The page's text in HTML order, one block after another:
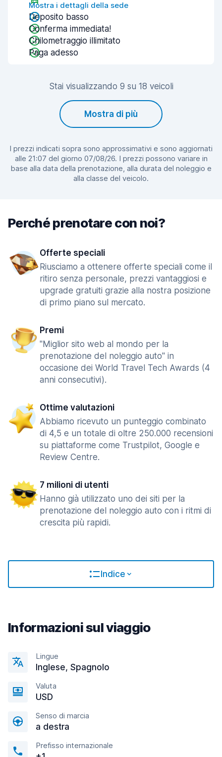
Mostra i dettagli della sede
Deposito basso
Conferma immediata!
Chilometraggio illimitato
Paga adesso
Stai visualizzando 9 su 18 veicoli
Mostra di più
I prezzi indicati sopra sono approssimativi e sono aggiornati
alle 21:07 del giorno 07/08/26. I prezzi possono variare in
base alla data della prenotazione, alla durata del noleggio e
alla classe del veicolo.
Perché prenotare con noi?
Offerte speciali
Riusciamo a ottenere offerte speciali come il
ritiro senza personale, prezzi vantaggiosi e
upgrade gratuiti grazie alla nostra posizione
di primo piano sul mercato.
Premi
"Miglior sito web al mondo per la
prenotazione del noleggio auto" in
occasione dei World Travel Tech Awards (4
anni consecutivi).
Ottime valutazioni
Abbiamo ricevuto un punteggio combinato
di 4,5 e un totale di oltre 250.000 recensioni
su piattaforme come Trustpilot, Google e
Review Centre.
7 milioni di utenti
Hanno già utilizzato uno dei siti per la
prenotazione del noleggio auto con i ritmi di
crescita più rapidi.
Indice
Informazioni sul viaggio
Lingue
Inglese, Spagnolo
Valuta
USD
Senso di marcia
a destra
Prefisso internazionale